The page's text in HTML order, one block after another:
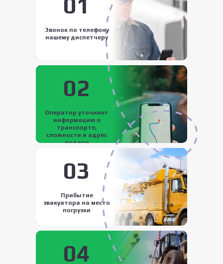
01
Звонок по телефону
нашему диспетчеру
02
Оператор уточняет
информацию о
транспорте,
сложности и адрес
подачи
03
Прибытие
эвакуатора на место
погрузки
04